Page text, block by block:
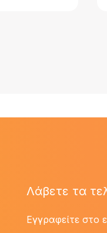
Λάβετε τα
Εγγραφείτε στο